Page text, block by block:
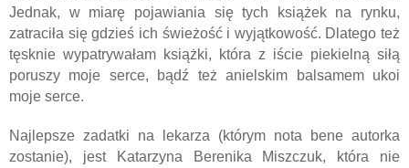
Jednak, w miarę pojawiania się tych książek na rynku,
zatraciła się gdzieś ich świeżość i wyjątkowość. Dlatego też
tęsknie wypatrywałam książki, która z iście piekielną siłą
poruszy moje serce, bądź też anielskim balsamem ukoi
moje serce.
Najlepsze zadatki na lekarza (którym nota bene autorka
zostanie), jest Katarzyna Berenika Miszczuk, która nie